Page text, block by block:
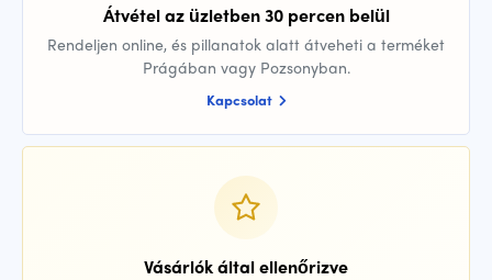
Átvétel az üzletben 30 percen belül
Rendeljen online, és pillanatok alatt átveheti a terméket
Prágában vagy Pozsonyban.
Kapcsolat
Vásárlók által ellenőrizve